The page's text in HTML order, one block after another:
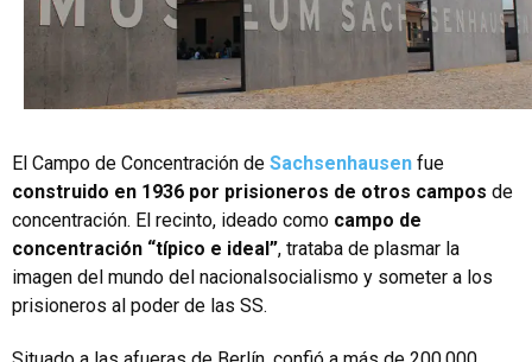
El Campo de Concentración de Sachsenhausen fue
construido en 1936 por prisioneros de otros campos de
concentración. El recinto, ideado como campo de
concentración “típico e ideal”, trataba de plasmar la
imagen del mundo del nacionalsocialismo y someter a los
prisioneros al poder de las SS.